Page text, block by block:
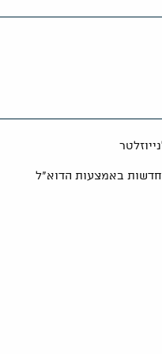
חדשות באמצעות הדוא"ל